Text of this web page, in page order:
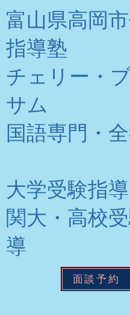
富山県高岡市
指導塾
チェリー・
サム
国語専門・
大学受験指
関大・高校
導
面談予約